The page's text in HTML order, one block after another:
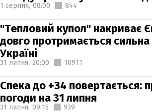
1 серпня, 08:00 844
"Тепловий купол" накриває
довго протримається сильна
Україні
31 липня, 20:00 10911
Спека до +34 повертається:
погоди на 31 липня
31 липня, 09:15 939